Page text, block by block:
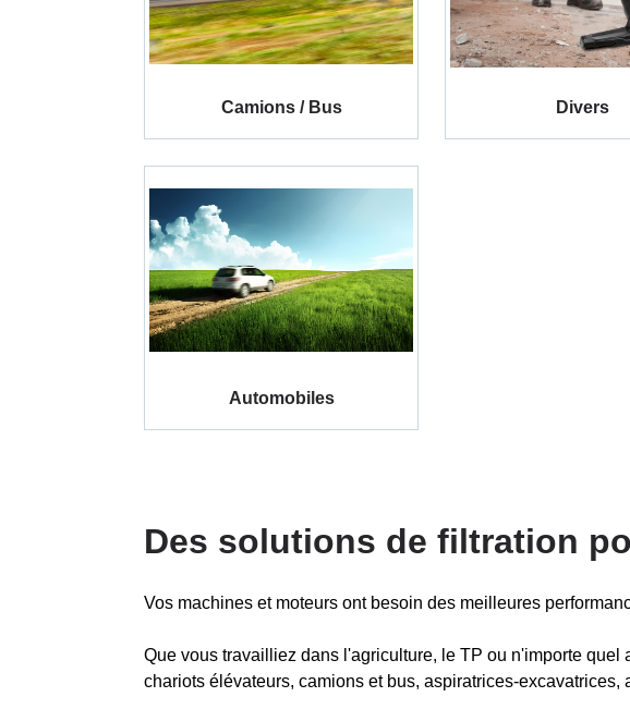
Camions / Bus Divers
Automobiles
Des solutions de filtration
Vos machines et moteurs ont besoin des meilleures
Que vous travailliez dans l'agriculture, le TP ou n'importe
chariots élévateurs, camions et bus, aspiratrices-excavatrices,